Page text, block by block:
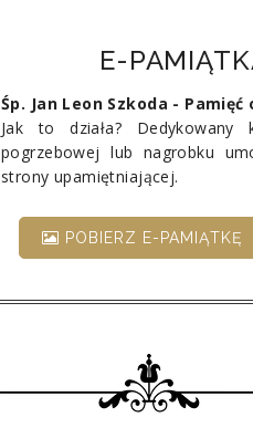
E-
Śp. Jan Leon Szkoda -
Jak to działa?
pogrzebowej lub nagrobku
strony upamiętniającej.
POBIERZ E-PAMIĄTKĘ